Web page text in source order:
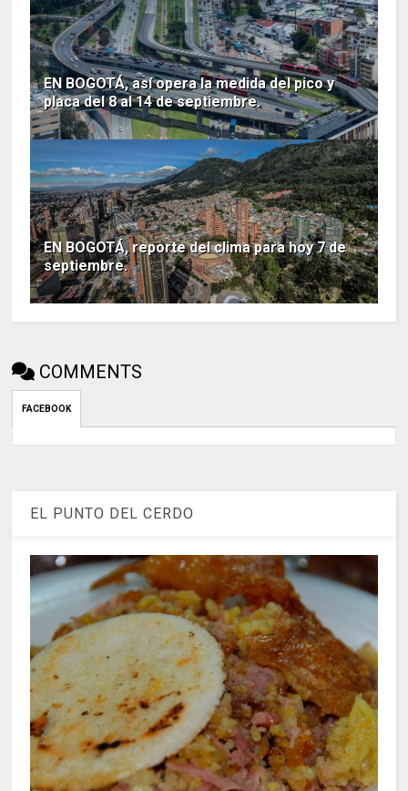
EN BOGOTÁ, así opera la medida del pico y
placa del 8 al 14 de septiembre.
EN BOGOTÁ, reporte del clima para hoy 7 de
septiembre.
COMMENTS
FACEBOOK
EL PUNTO DEL CERDO